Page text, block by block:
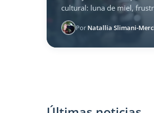
cultural: luna de miel,
Por Natallia Slimani-